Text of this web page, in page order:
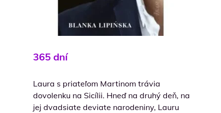
365 dní
Laura s priateľom Martinom trávia
dovolenku na Sicílii. Hneď na druhý deň, na
jej dvadsiate deviate narodeniny, Lauru